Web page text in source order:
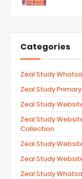
Categories
Zeal Study
Zeal Study Primary
Zeal Study
Zeal Study
Collection
Zeal Study
Zeal Study
Zeal Study